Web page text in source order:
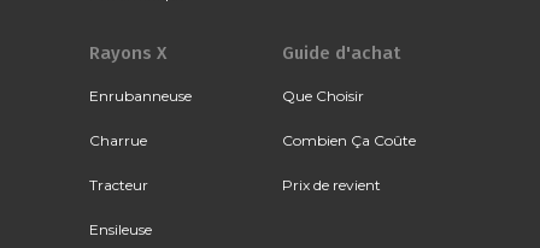
Rayons X
Enrubanneuse
Charrue
Tracteur
Ensileuse
Guide d'achat
Que Choisir
Combien Ça Coûte
Prix de revient